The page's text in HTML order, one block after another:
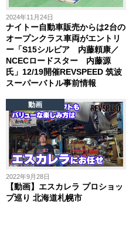
2024年11月24日
ナイトー自動車販売からは2台の
オープンクラス車両がエントリ
ー「S15シルビア 内藤頼康／
NCECロードスター 内藤源
氏」12/19開催REVSPEED 筑波
スーパーバトル事前情報
2022年9月28日
【動画】エスカレラ プロショッ
プ巡り 北海道札幌市
動画